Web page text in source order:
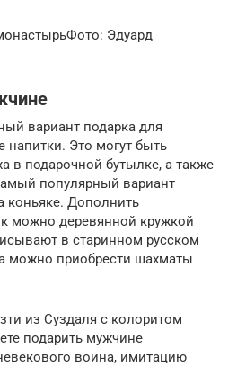
Эдуард
вариант подарка для
Это могут быть
в подарочной бутылке, а также
популярный вариант
коньяке. Дополнить
можно деревянной кружкой
в старинном русском
можно приобрести шахматы
из Суздаля с колоритом
подарить мужчине
воина, имитацию